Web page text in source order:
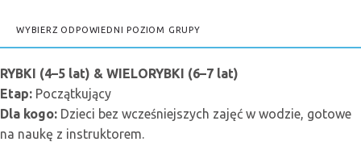
WYBIERZ ODPOWIEDNI POZIOM GRUPY
RYBKI (4–5 lat) & WIELORYBKI (6–7 lat)
Etap: Początkujący
Dla kogo: Dzieci bez wcześniejszych zajęć w wodzie, gotowe
na naukę z instruktorem.